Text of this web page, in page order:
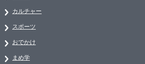
カルチャー
スポーツ
おでかけ
まめ学